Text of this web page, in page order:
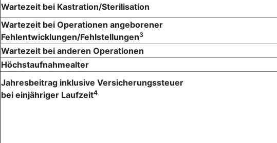
Wartezeit bei Kastration/Sterilisation
Wartezeit bei Operationen angeborener
Fehlentwicklungen/Fehlstellungen3
Wartezeit bei anderen Operationen
Höchstaufnahmealter
Jahresbeitrag inklusive Versicherungssteuer
bei einjähriger Laufzeit4